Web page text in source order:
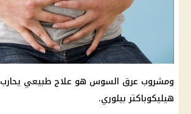
ومشروب عرق السوس هو علاج طبيعي يحارب
هيليكوباكتر بيلوري.